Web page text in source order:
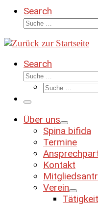
Search
Suche
Search
Suche
Suche
Menü
Über uns
Spina bifida
Termine
Kontakt
Verein